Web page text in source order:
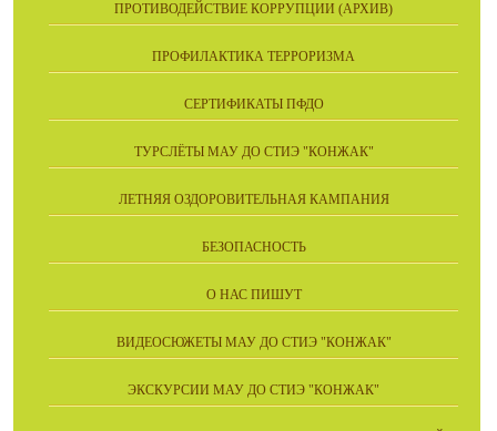
ПРОТИВОДЕЙСТВИЕ КОРРУПЦИИ (АРХИВ)
ПРОФИЛАКТИКА ТЕРРОРИЗМА
СЕРТИФИКАТЫ ПФДО
ТУРСЛЁТЫ МАУ ДО СТИЭ "КОНЖАК"
ЛЕТНЯЯ ОЗДОРОВИТЕЛЬНАЯ КАМПАНИЯ
БЕЗОПАСНОСТЬ
О НАС ПИШУТ
ВИДЕОСЮЖЕТЫ МАУ ДО СТИЭ "КОНЖАК"
ЭКСКУРСИИ МАУ ДО СТИЭ "КОНЖАК"